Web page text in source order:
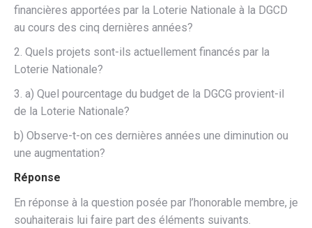
financières apportées par la Loterie Nationale à la DGCD
au cours des cinq dernières années?
2. Quels projets sont-ils actuellement financés par la
Loterie Nationale?
3. a) Quel pourcentage du budget de la DGCG provient-il
de la Loterie Nationale?
b) Observe-t-on ces dernières années une diminution ou
une augmentation?
Réponse
En réponse à la question posée par l’honorable membre, je
souhaiterais lui faire part des éléments suivants.